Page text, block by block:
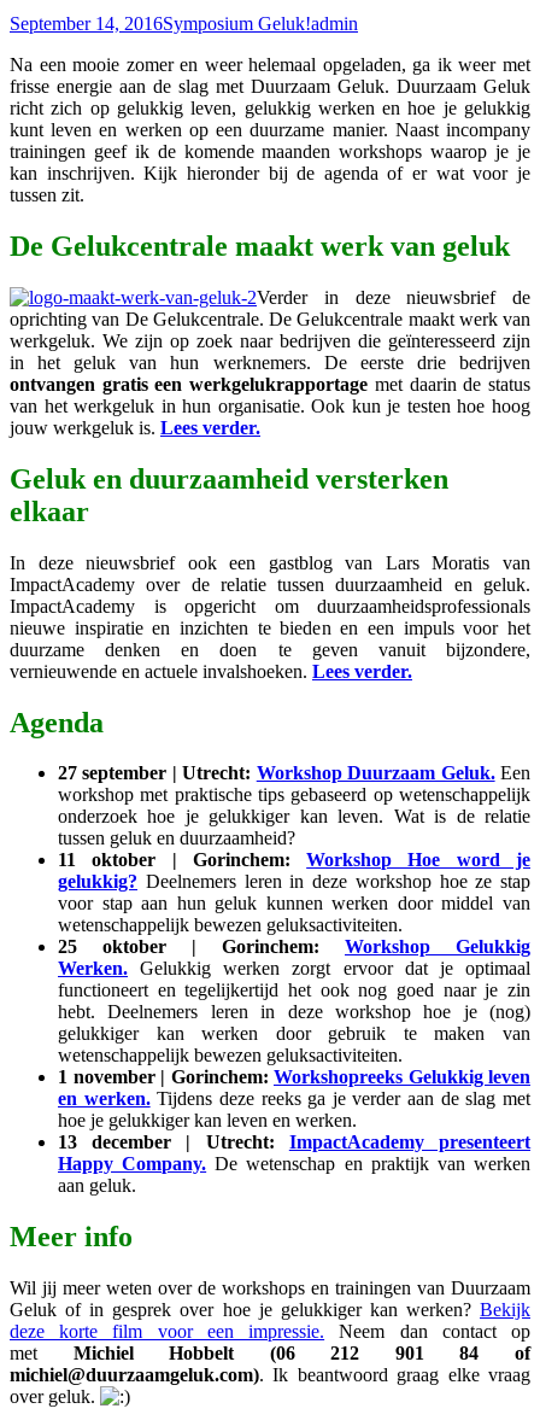
September 14, 2016Symposium Geluk!admin
Na een mooie zomer en weer helemaal opgeladen, ga ik weer met
frisse energie aan de slag met Duurzaam Geluk. Duurzaam Geluk
richt zich op gelukkig leven, gelukkig werken en hoe je gelukkig
kunt leven en werken op een duurzame manier. Naast incompany
trainingen geef ik de komende maanden workshops waarop je je
kan inschrijven. Kijk hieronder bij de agenda of er wat voor je
tussen zit.
De Gelukcentrale maakt werk van geluk
Verder in deze nieuwsbrief de
oprichting van De Gelukcentrale. De Gelukcentrale maakt werk van
werkgeluk. We zijn op zoek naar bedrijven die geïnteresseerd zijn
in het geluk van hun werknemers. De eerste drie bedrijven
ontvangen gratis een werkgelukrapportage met daarin de status
van het werkgeluk in hun organisatie. Ook kun je testen hoe hoog
jouw werkgeluk is. Lees verder.
Geluk en duurzaamheid versterken
elkaar
In deze nieuwsbrief ook een gastblog van Lars Moratis van
ImpactAcademy over de relatie tussen duurzaamheid en geluk.
ImpactAcademy is opgericht om duurzaamheidsprofessionals
nieuwe inspiratie en inzichten te bieden en een impuls voor het
duurzame denken en doen te geven vanuit bijzondere,
vernieuwende en actuele invalshoeken. Lees verder.
Agenda
27 september | Utrecht: Workshop Duurzaam Geluk.Een
workshop met praktische tips gebaseerd op wetenschappelijk
onderzoek hoe je gelukkiger kan leven. Wat is de relatie
tussen geluk en duurzaamheid?
11 oktober | Gorinchem:Workshop Hoe word je
gelukkig? Deelnemers leren in deze workshop hoe ze stap
voor stap aan hun geluk kunnen werken door middel van
wetenschappelijk bewezen geluksactiviteiten.
25 oktober | Gorinchem: Workshop Gelukkig
Werken. Gelukkig werken zorgt ervoor dat je optimaal
functioneert en tegelijkertijd het ook nog goed naar je zin
hebt. Deelnemers leren in deze workshop hoe je (nog)
gelukkiger kan werken door gebruik te maken van
wetenschappelijk bewezen geluksactiviteiten.
1 november | Gorinchem: Workshopreeks Gelukkig leven
en werken.Tijdens deze reeks ga je verder aan de slag met
hoe je gelukkiger kan leven en werken.
13 december | Utrecht: ImpactAcademy presenteert
Happy Company. De wetenschap en praktijk van werken
aan geluk.
Meer info
Wil jij meer weten over de workshops en trainingen van Duurzaam
Geluk of in gesprek over hoe je gelukkiger kan werken? Bekijk
deze korte film voor een impressie. Neem dan contact op
met Michiel Hobbelt (06 212 901 84 of
michiel@duurzaamgeluk.com). Ik beantwoord graag elke vraag
over geluk.